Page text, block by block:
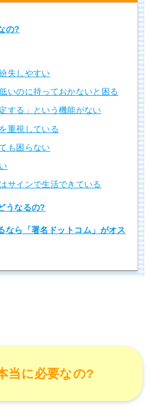
の?
失しやすい
いのに持っておかないと困る
する」という機能がない
重視している
も困らない
サインで生活できている
うなるの?
なら「署名ドットコム」がオス
当に必要なの?